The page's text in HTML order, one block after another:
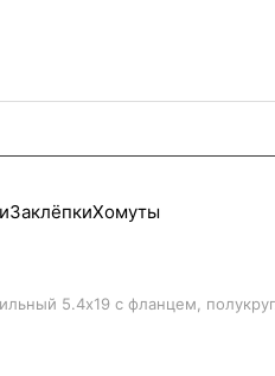
ЗаклёпкиХомуты
5.4х19 с фланцем,